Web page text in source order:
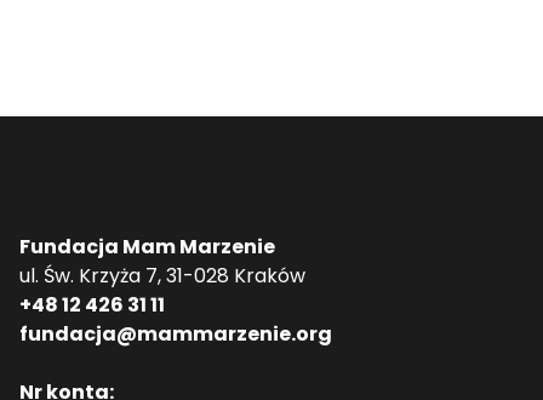
Fundacja Mam Marzenie
ul. Św. Krzyża 7, 31-028 Kraków
+48 12 426 31 11
fundacja@mammarzenie.org
Nr konta: